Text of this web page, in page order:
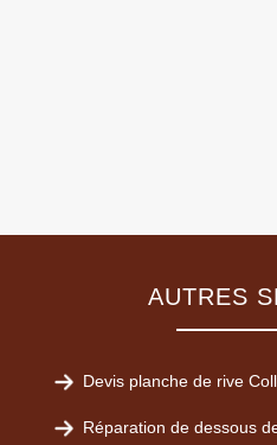
AUTRES
Devis planche de rive
Réparation de dessous